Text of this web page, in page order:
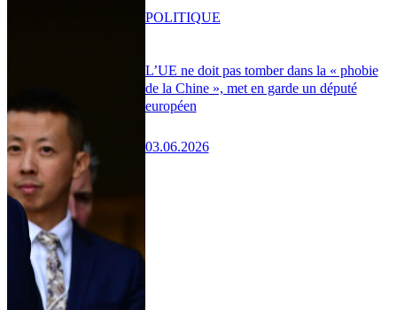
L’UE ne doit pas tomber dans la « phobie
de la Chine », met en garde un député
européen
03.06.2026
POLITIQUE